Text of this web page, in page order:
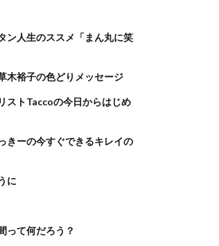
ン人生のススメ「まん丸に笑
木裕子の色どりメッセージ
ストTaccoの今日からはじめ
きーの今すぐできるキレイの
に
って何だろう？